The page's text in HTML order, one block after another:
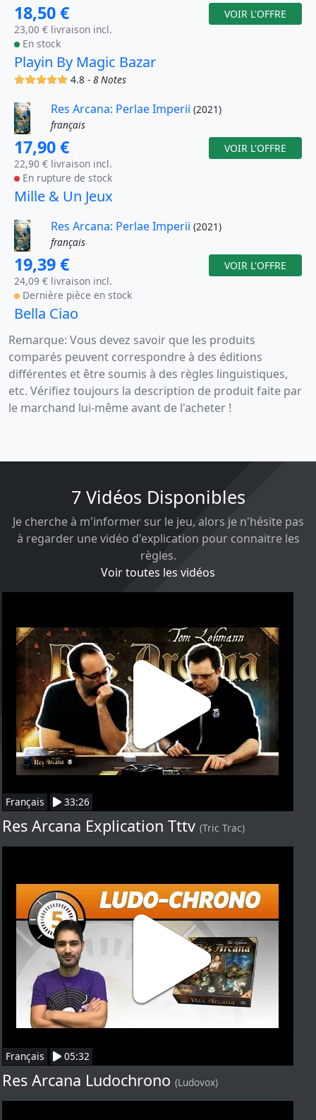
18,50 €
23,00 € livraison incl.
En stock
VOIR L'OFFRE
Playin By Magic Bazar
(x)(x)(x)(x)(x)4.8 -8 Notes
Res Arcana: Perlae Imperii (2021)
français
17,90 €
22,90 € livraison incl.
En rupture de stock
VOIR L'OFFRE
Mille & Un Jeux
Res Arcana: Perlae Imperii (2021)
français
19,39 €
24,09 € livraison incl.
Dernière pièce en stock
VOIR L'OFFRE
Bella Ciao
Remarque: Vous devez savoir que les produits
comparés peuvent correspondre à des éditions
différentes et être soumis à des règles linguistiques,
etc. Vérifiez toujours la description de produit faite par
le marchand lui-même avant de l'acheter !
7 Vidéos Disponibles
Je cherche à m'informer sur le jeu, alors je n'hésite pas
à regarder une vidéo d'explication pour connaitre les
règles.
Voir toutes les vidéos
Français 33:26
Res Arcana Explication Tttv (Tric Trac)
Français 05:32
Res Arcana Ludochrono (Ludovox)